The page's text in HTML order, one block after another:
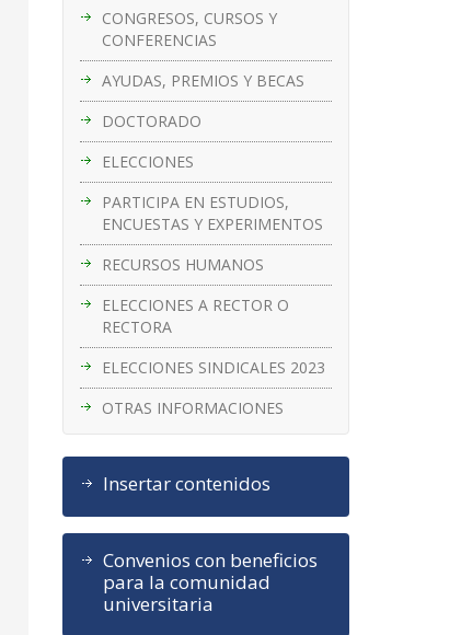
CONGRESOS, CURSOS Y
CONFERENCIAS
AYUDAS, PREMIOS Y BECAS
DOCTORADO
ELECCIONES
PARTICIPA EN ESTUDIOS,
ENCUESTAS Y EXPERIMENTOS
RECURSOS HUMANOS
ELECCIONES A RECTOR O
RECTORA
ELECCIONES SINDICALES 2023
OTRAS INFORMACIONES
Insertar contenidos
Convenios con beneficios
para la comunidad
universitaria